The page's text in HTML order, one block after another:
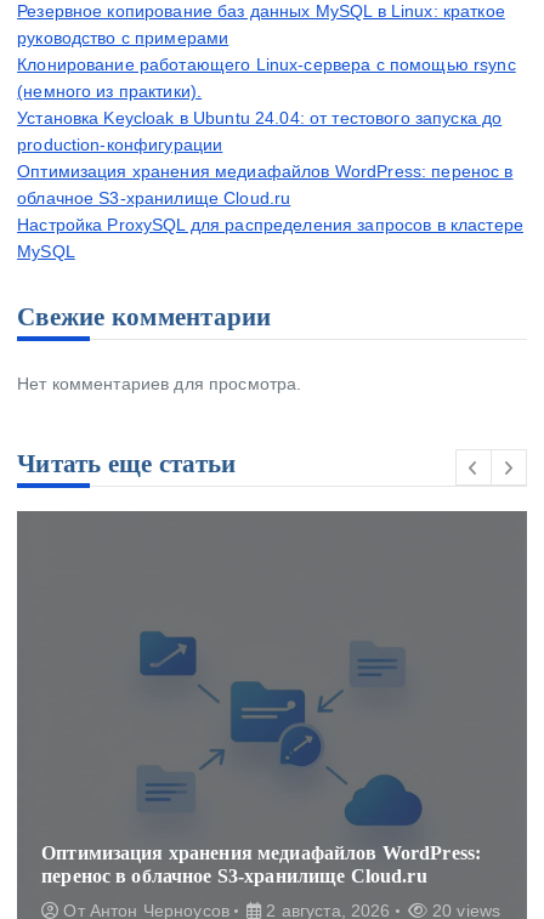
Резервное копирование баз данных MySQL в Linux: краткое
руководство с примерами
Клонирование работающего Linux-сервера с помощью rsync
(немного из практики).
Установка Keycloak в Ubuntu 24.04: от тестового запуска до
production-конфигурации
Оптимизация хранения медиафайлов WordPress: перенос в
облачное S3-хранилище Cloud.ru
Настройка ProxySQL для распределения запросов в кластере
MySQL
Свежие комментарии
Нет комментариев для просмотра.
Читать еще статьи
20 views
Настройка ProxySQL для распределения
в кластере MySQL
ОтАнтон Черноусов 2 августа, 2026